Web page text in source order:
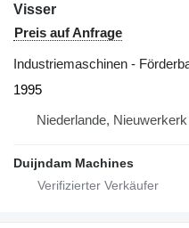
Visser
Preis auf Anfrage
Industriemaschinen -
1995
Niederlande,
Duijndam Machines